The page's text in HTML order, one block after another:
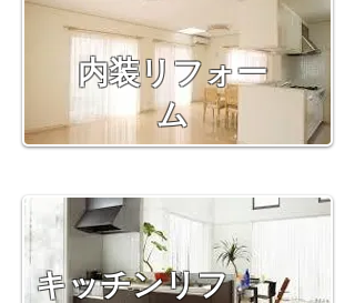
​内装リフォー
ム
​キッチンリフ